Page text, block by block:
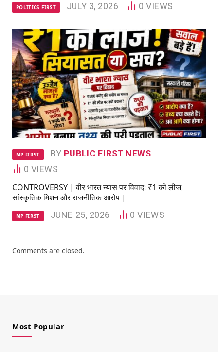
POLITICS FIRST JULY 3, 2026 0VIEWS
MP FIRST BY PUBLIC FIRST NEWS
0 VIEWS
CONTROVERSY | वीर भारत न्यास पर विवाद: ₹1 की लीज,
सांस्कृतिक मिशन और राजनीतिक आरोप |
MP FIRST JUNE 25, 2026 0VIEWS
Comments are closed.
Most Popular